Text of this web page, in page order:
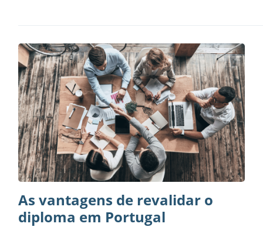
As vantagens de revalidar o
diploma em Portugal